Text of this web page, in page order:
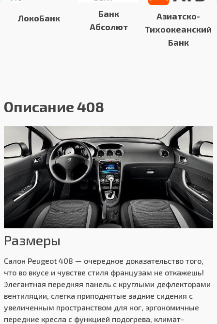
ЛокоБанк
Банк
Абсолют
Азиатско-
Тихоокеанский
Банк
Описание 408
Размеры
Салон Peugeot 408 — очередное доказательство того,
что во вкусе и чувстве стиля французам не откажешь!
Элегантная передняя панель с круглыми дефлекторами
вентиляции, слегка приподнятые задние сидения с
увеличенным пространством для ног, эргономичные
передние кресла с функцией подогрева, климат-